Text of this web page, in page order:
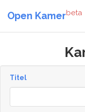
Open Kamerbeta
Titel